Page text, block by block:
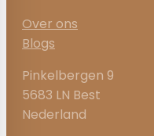
Over ons
Blogs
Pinkelbergen 9
5683 LN Best
Nederland